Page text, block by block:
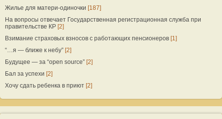
Жилье для матери-одиночки [187]
На вопросы отвечает Государственная регистрационная служба при
правительстве КР [2]
Взимание страховых взносов с работающих пенсионеров [1]
“…я — ближе к небу” [2]
Будущее — за “open source” [2]
Бал за успехи [2]
Хочу сдать ребенка в приют [2]